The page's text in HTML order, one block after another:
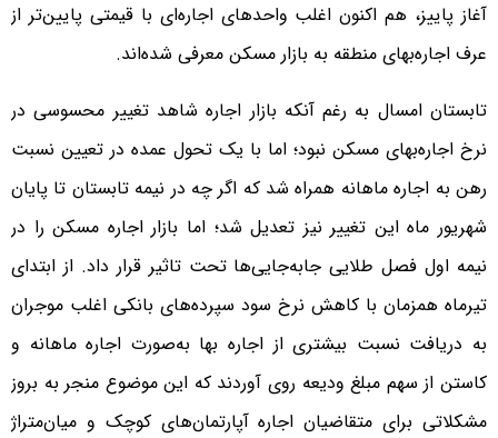
آغاز پاییز، هم اکنون اغلب واحدهای اجاره‌ای با قیمتی پایین‌تر از
عرف اجاره‌بهای منطقه به بازار مسکن معرفی شده‌اند.
تابستان امسال به رغم آنکه بازار اجاره شاهد تغییر محسوسی در
نرخ اجاره‌بهای مسکن نبود؛ اما با یک تحول عمده در تعیین نسبت
رهن به اجاره ماهانه همراه شد که اگر چه در نیمه تابستان تا پایان
شهریور ماه این تغییر نیز تعدیل شد؛ اما بازار اجاره مسکن را در
نیمه اول فصل طلایی جابه‌جایی‌ها تحت تاثیر قرار داد. از ابتدای
تیرماه همزمان با کاهش نرخ سود سپرده‌های بانکی اغلب موجران
به دریافت نسبت بیشتری از اجاره بها به‌صورت اجاره ماهانه و
کاستن از سهم مبلغ ودیعه روی آوردند که این موضوع منجر به بروز
مشکلاتی برای متقاضیان اجاره آپارتمان‌های کوچک و میان‌متراژ